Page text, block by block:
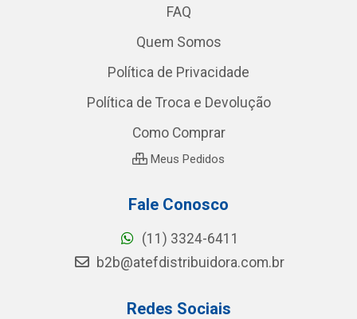
FAQ
Quem Somos
Política de Privacidade
Política de Troca e Devolução
Como Comprar
Meus Pedidos
Fale Conosco
(11) 3324-6411
b2b@atefdistribuidora.com.br
Redes Sociais